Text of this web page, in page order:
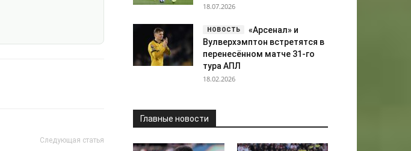
Следующая статья
18.07.2026
«Арсенал» и
Вулверхэмптон встретятся в
перенесённом матче 31-го
тура АПЛ
18.02.2026
Главные новости